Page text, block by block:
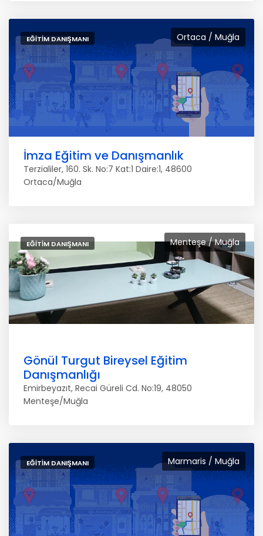
Ortaca / Muğla
EĞITIM DANIŞMANI
İmza Eğitim ve Danışmanlık
Terzialiler, 160. Sk. No:7 Kat:1 Daire:1, 48600
Ortaca/Muğla
Menteşe / Muğla
EĞITIM DANIŞMANI
Gönül Turgut Bireysel Eğitim
Danışmanlığı
Emirbeyazıt, Recai Güreli Cd. No:19, 48050
Menteşe/Muğla
Marmaris / Muğla
EĞITIM DANIŞMANI